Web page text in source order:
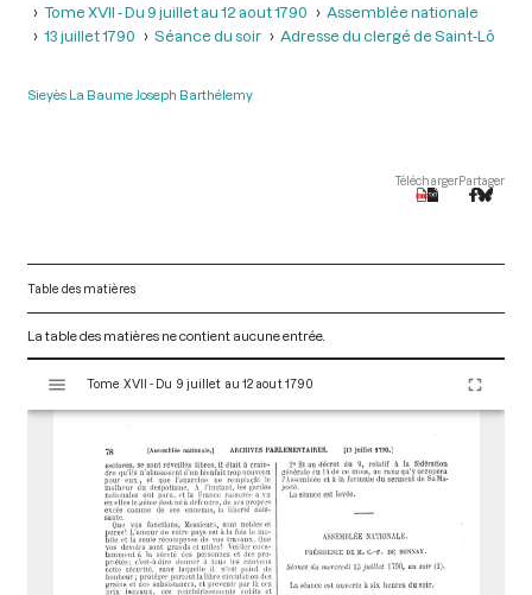
Tome XVII - Du 9 juillet au 12 aout 1790
Assemblée nationale
13 juillet 1790
Séance du soir Adresse du clergé de Saint-Lô
Sieyès La Baume Joseph Barthélemy
TéléchargerPartager
Table des matières
La table des matières ne contient aucune entrée.
s
Tome XVII - Du 9 juillet au 12 aout 1790